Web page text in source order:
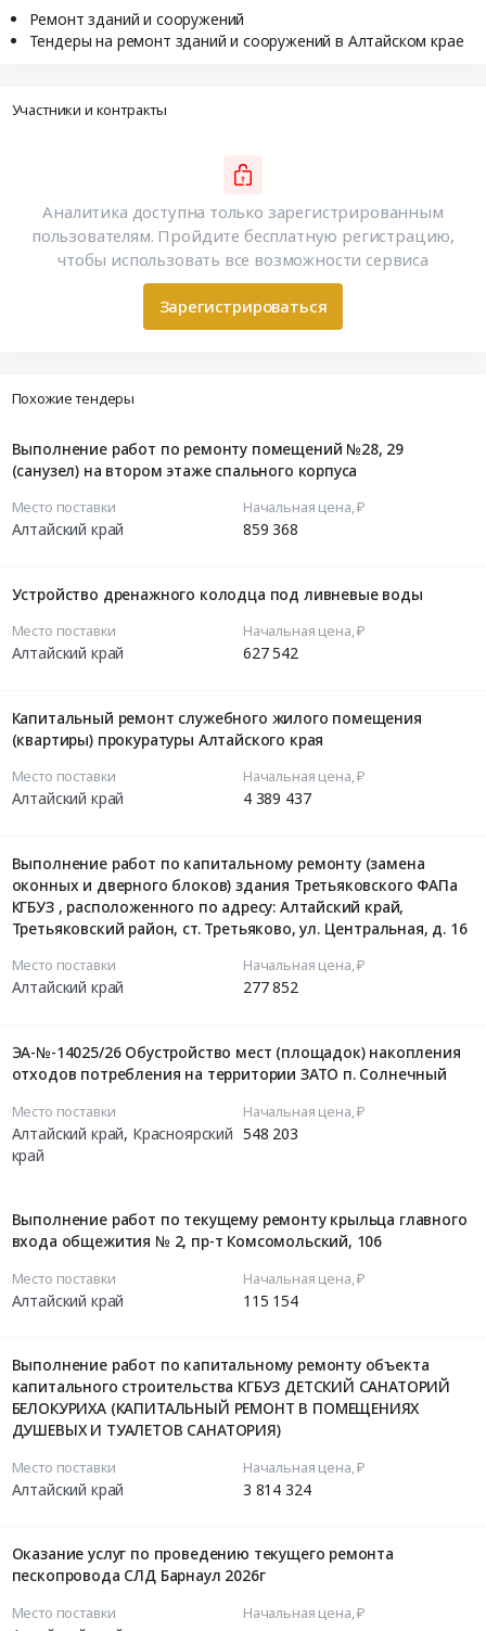
Ремонт зданий и сооружений
Тендеры на ремонт зданий и сооружений в Алтайском крае
Участники и контракты
Аналитика доступна только зарегистрированным
пользователям. Пройдите бесплатную регистрацию,
чтобы использовать все возможности сервиса
Зарегистрироваться
Похожие тендеры
Выполнение работ по ремонту помещений №28, 29
(санузел) на втором этаже спального корпуса
Место поставки
Алтайский край
Начальная цена, ₽
859 368
Устройство дренажного колодца под ливневые воды
Место поставки
Алтайский край
Начальная цена, ₽
627 542
Капитальный ремонт служебного жилого помещения
(квартиры) прокуратуры Алтайского края
Место поставки
Алтайский край
Начальная цена, ₽
4 389 437
Выполнение работ по капитальному ремонту (замена
оконных и дверного блоков) здания Третьяковского ФАПа
КГБУЗ , расположенного по адресу: Алтайский край,
Третьяковский район, ст. Третьяково, ул. Центральная, д. 16
Место поставки
Алтайский край
Начальная цена, ₽
277 852
ЭА-№-14025/26 Обустройство мест (площадок) накопления
отходов потребления на территории ЗАТО п. Солнечный
Место поставки
Алтайский край, Красноярский
край
Начальная цена, ₽
548 203
Выполнение работ по текущему ремонту крыльца главного
входа общежития № 2, пр-т Комсомольский, 106
Место поставки
Алтайский край
Начальная цена, ₽
115 154
Выполнение работ по капитальному ремонту объекта
капитального строительства КГБУЗ ДЕТСКИЙ САНАТОРИЙ
БЕЛОКУРИХА (КАПИТАЛЬНЫЙ РЕМОНТ В ПОМЕЩЕНИЯХ
ДУШЕВЫХ И ТУАЛЕТОВ САНАТОРИЯ)
Место поставки
Алтайский край
Начальная цена, ₽
3 814 324
Оказание услуг по проведению текущего ремонта
пескопровода СЛД Барнаул 2026г
Место поставки Начальная цена, ₽